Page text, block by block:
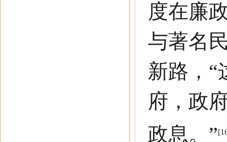
度在廉
与著名
新路， “
府，政
政息。 ”